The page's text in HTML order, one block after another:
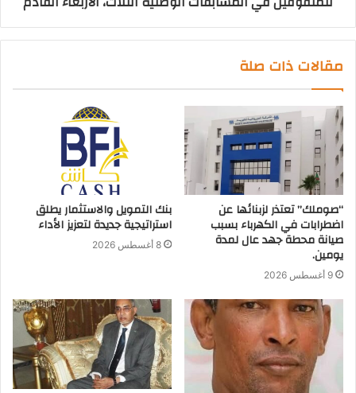
مقالات ذات صلة
“صوملك” تعتذر لزبنائها عن
اضطرابات في الكهرباء بسبب
صيانة محطة جهد عال لمدة
يومين.
9 أغسطس 2026
بنك التمويل والاستثمار يطلق
استراتيجية جديدة لتعزيز الأداء
8 أغسطس 2026